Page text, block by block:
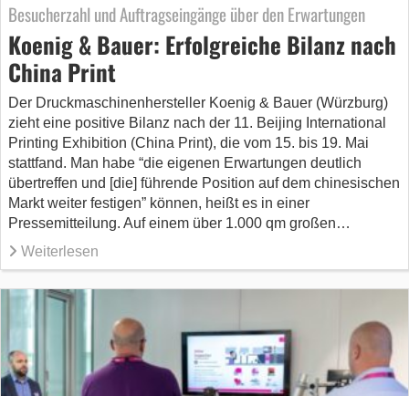
Besucherzahl und Auftragseingänge über den Erwartungen
Koenig & Bauer: Erfolgreiche Bilanz nach
China Print
Der Druckmaschinenhersteller Koenig & Bauer (Würzburg)
zieht eine positive Bilanz nach der 11. Beijing International
Printing Exhibition (China Print), die vom 15. bis 19. Mai
stattfand. Man habe “die eigenen Erwartungen deutlich
übertreffen und [die] führende Position auf dem chinesischen
Markt weiter festigen” können, heißt es in einer
Pressemitteilung. Auf einem über 1.000 qm großen…
Weiterlesen